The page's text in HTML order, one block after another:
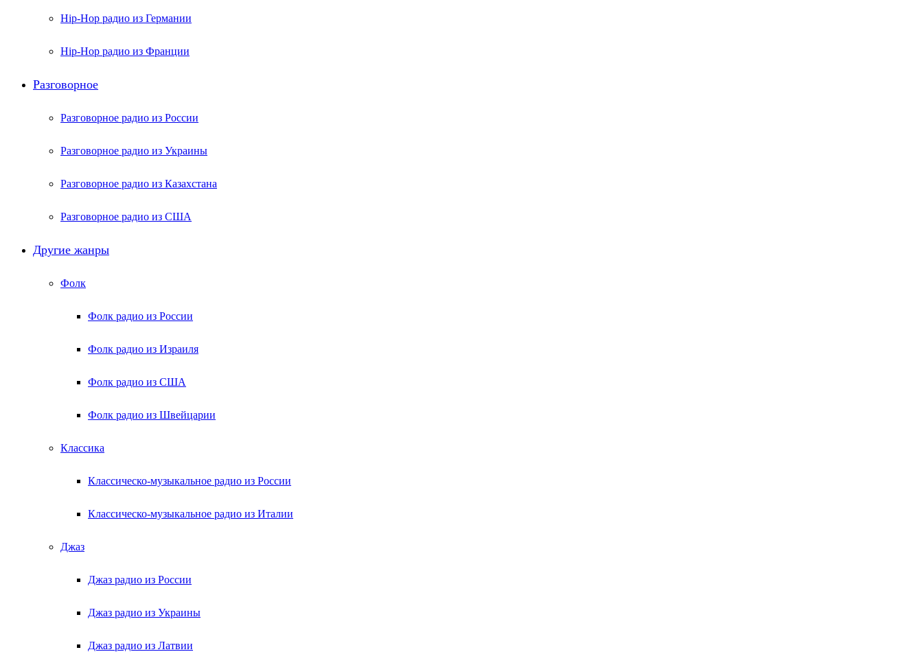
Hip-Hop радио из Германии
Hip-Hop радио из Франции
Разговорное
Разговорное радио из России
Разговорное радио из Украины
Разговорное радио из Казахстана
Разговорное радио из США
Другие жанры
Фолк
Фолк радио из России
Фолк радио из Израиля
Фолк радио из США
Фолк радио из Швейцарии
Классика
Классическо-музыкальное радио из России
Классическо-музыкальное радио из Италии
Джаз
Джаз радио из России
Джаз радио из Украины
Джаз радио из Латвии